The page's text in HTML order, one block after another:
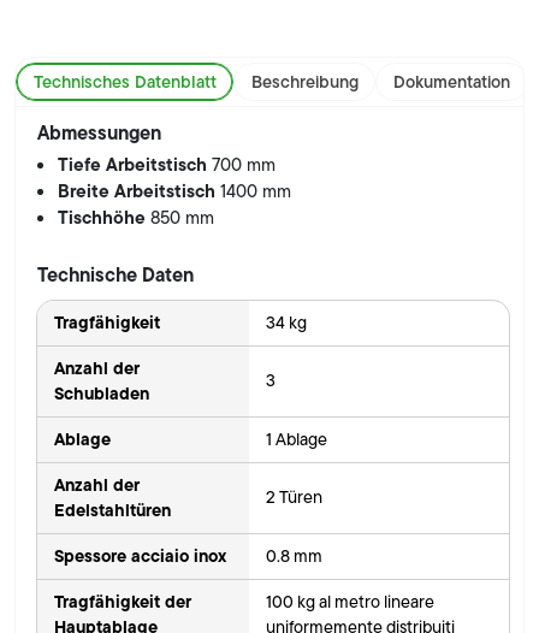
Technisches Datenblatt Beschreibung Dokumentation
Abmessungen
Tiefe Arbeitstisch700 mm
Breite Arbeitstisch1400 mm
Tischhöhe850 mm
Technische Daten
Tragfähigkeit 34 kg
Anzahl der
Schubladen
3
Ablage 1 Ablage
Anzahl der
Edelstahltüren
2 Türen
Spessore acciaio inox 0.8 mm
Tragfähigkeit der
Hauptablage
100 kg al metro lineare
uniformemente distribuiti